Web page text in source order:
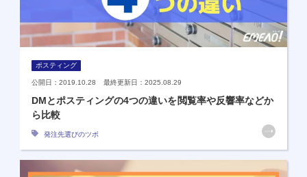
ポスティング
公開日：2019.10.28 最終更新日：2025.08.29
DMとポスティングの4つの違いを閲覧率や反響率などか
ら比較
発注先選びのツボ